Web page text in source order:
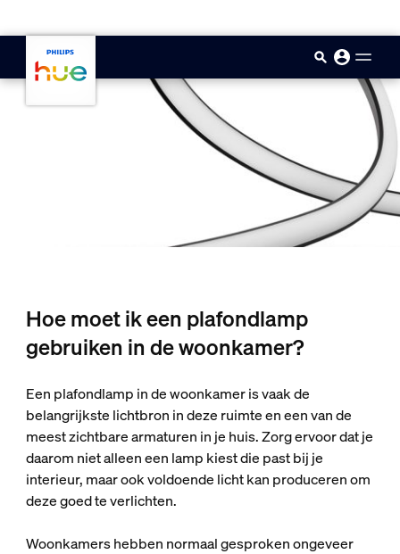
Hoe moet ik een plafondlamp
gebruiken in de woonkamer?
Een plafondlamp in de woonkamer is vaak de
belangrijkste lichtbron in deze ruimte en een van de
meest zichtbare armaturen in je huis. Zorg ervoor dat je
daarom niet alleen een lamp kiest die past bij je
interieur, maar ook voldoende licht kan produceren om
deze goed te verlichten.
Woonkamers hebben normaal gesproken ongeveer